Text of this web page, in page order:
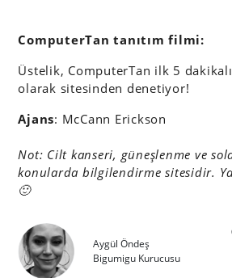
ComputerTan tanıtım filmi:
Üstelik, ComputerTan ilk 5
olarak sitesinden denetiyor!
Ajans: McCann Erickson
Not: Cilt kanseri, güneşlenme ve
konularda bilgilendirme sitesidir.
🙂
Aygül Öndeş
Bigumigu Kurucusu